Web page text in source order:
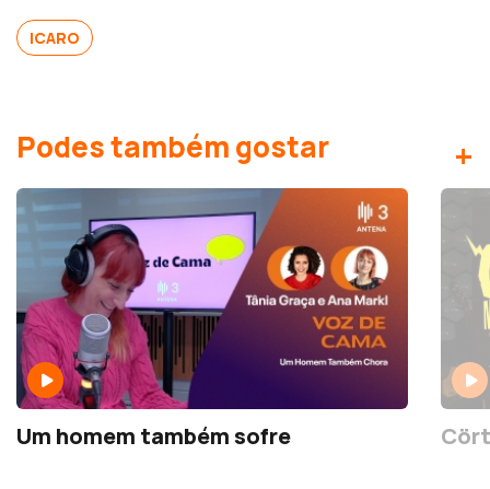
ICARO
Podes também gostar +
Um homem também sofre